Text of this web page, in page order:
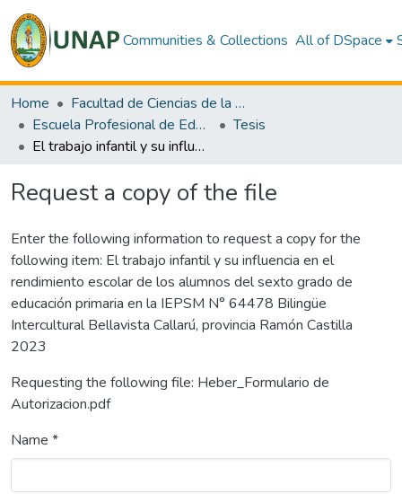
Communities & Collections All of DSpace
Home
Facultad de Ciencias de la Educación y Humanidades
Escuela Profesional de Educación Primaria
Tesis
El trabajo infantil y su influencia en el rendimiento escolar de los alumnos del sexto grado de educación primaria en la IEPSM N° 64478 Bilingüe Intercultural Bellavista Callarú, provincia Ramón Castilla 2023
Request a copy of the file
Enter the following information to request a copy for the
following item: El trabajo infantil y su influencia en el
rendimiento escolar de los alumnos del sexto grado de
educación primaria en la IEPSM N° 64478 Bilingüe
Intercultural Bellavista Callarú, provincia Ramón Castilla
2023
Requesting the following file: Heber_Formulario de
Autorizacion.pdf
Name *